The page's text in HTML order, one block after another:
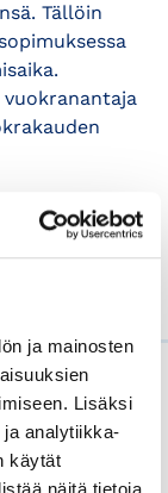
ja mainosten
Lisäksi
analytiikka-
käytät
näitä tietoja
Tällöin